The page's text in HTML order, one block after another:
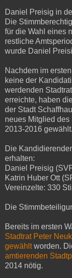
Daniel Preisig in
Die
für die Wahl eines
restliche
wurde Daniel
Nachdem im
keine der
werdenden
erreichte, haben
der Stadt
neues Mitglied des
2013-2016 gewählt.
Die
erhalten:
Daniel Preisig
Katrin Huber Ott
Vereinzelte: 330
Die
Bereits im ersten
Stadtrat Peter
gewähltworden.
amtierenden
2014 nötig.